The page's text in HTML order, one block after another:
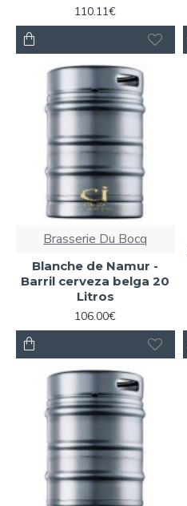
110.11€
Brasserie Du Bocq
Blanche de Namur -
Barril cerveza belga 20
Litros
106.00€